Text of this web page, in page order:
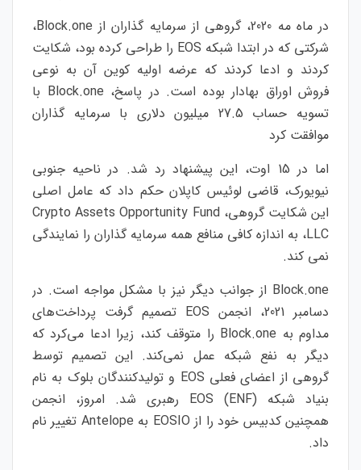
در ماه مه 2020، گروهی از سرمایه گذاران از Block.one،
شرکتی که در ابتدا شبکه EOS را طراحی کرده بود، شکایت
کردند و ادعا کردند که عرضه اولیه کوین آن به نوعی
فروش اوراق بهادار بوده است. در پاسخ، Block.one با
تسویه حساب 27.5 میلیون دلاری با سرمایه گذاران
موافقت کرد
اما در 15 اوت، این پیشنهاد رد شد. در ناحیه جنوبی
نیویورک، قاضی لوئیس کاپلان حکم داد که عامل اصلی
این شکایت گروهی، Crypto Assets Opportunity Fund
LLC، به اندازه کافی منافع همه سرمایه گذاران را نمایندگی
نمی کند.
Block.one از جوانب دیگر نیز با مشکل مواجه است. در
دسامبر 2021، انجمن EOS تصمیم گرفت پرداخت‌های
مداوم به Block.one را متوقف کند، زیرا ادعا می‌کرد که
دیگر به نفع شبکه عمل نمی‌کند. این تصمیم توسط
گروهی از اعضای فعلی EOS و تولیدکنندگان بلوک به نام
بنیاد شبکه EOS (ENF) رهبری شد. امروز، انجمن
همچنین کدبیس خود را از EOSIO به Antelope تغییر نام
داد.